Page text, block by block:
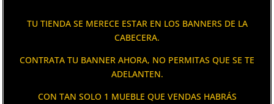
TU TIENDA SE MERECE ESTAR EN LOS BANNERS DE LA
CABECERA.
CONTRATA TU BANNER AHORA, NO PERMITAS QUE SE TE
ADELANTEN.
CON TAN SOLO 1 MUEBLE QUE VENDAS HABRÁS